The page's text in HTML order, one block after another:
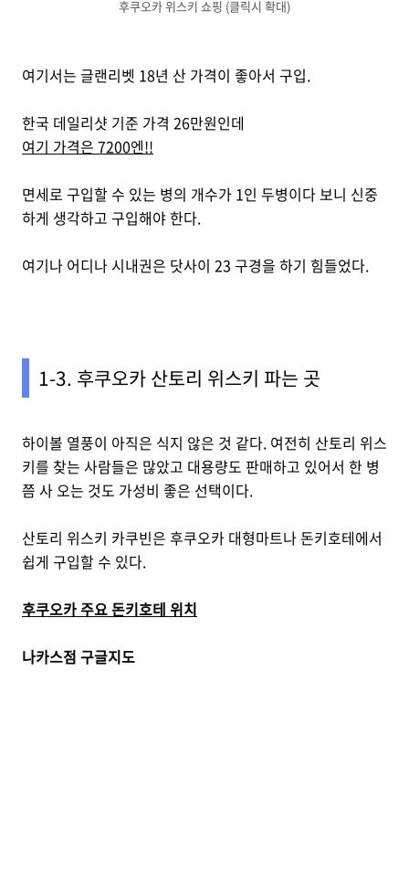
후쿠오카 위스키 쇼핑 (클릭시 확대)
여기서는 글랜리벳 18년 산 가격이 좋아서 구입.
한국 데일리샷 기준 가격 26만원인데
여기 가격은 7200엔!!
면세로 구입할 수 있는 병의 개수가 1인 두병이다 보니 신중
하게 생각하고 구입해야 한다.
여기나 어디나 시내권은 닷사이 23 구경을 하기 힘들었다.
1-3. 후쿠오카 산토리 위스키 파는 곳
하이볼 열풍이 아직은 식지 않은 것 같다. 여전히 산토리 위스
키를 찾는 사람들은 많았고 대용량도 판매하고 있어서 한 병
쯤 사 오는 것도 가성비 좋은 선택이다.
산토리 위스키 카쿠빈은 후쿠오카 대형마트나 돈키호테에서
쉽게 구입할 수 있다.
후쿠오카 주요 돈키호테 위치
나카스점 구글지도